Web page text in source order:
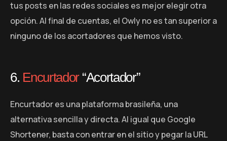
tus posts en las redes sociales es mejor elegir otra
opción. Al final de cuentas, el Owly no es tan superior a
ninguno de los acortadores que hemos visto.
6. Encurtador“Acortador”
Encurtador es una plataforma brasileña, una
alternativa sencilla y directa. Al igual que Google
Shortener, basta con entrar en el sitio y pegar la URL